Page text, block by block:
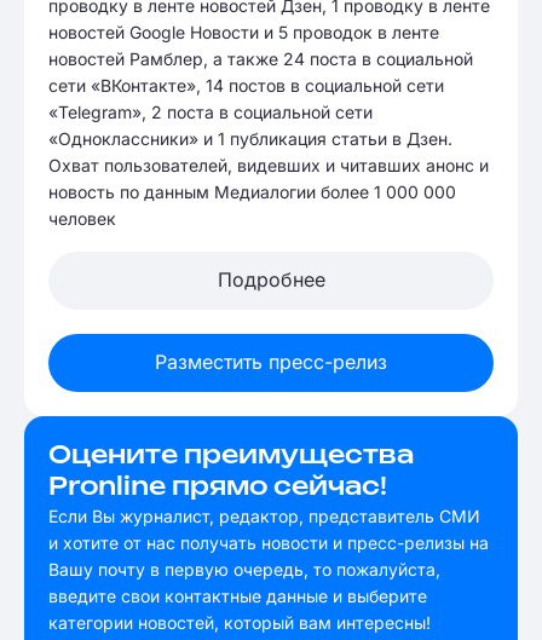
проводку в ленте новостей Дзен, 1 проводку в ленте
новостей Google Новости и 5 проводок в ленте
новостей Рамблер, а также 24 поста в социальной
сети «ВКонтакте», 14 постов в социальной сети
«Telegram», 2 поста в социальной сети
«Одноклассники» и 1 публикация статьи в Дзен.
Охват пользователей, видевших и читавших анонс и
новость по данным Медиалогии более 1 000 000
человек
Подробнее
Разместить пресс-релиз
Оцените преимущества
Pronline прямо сейчас!
Если Вы журналист, редактор, представитель СМИ
и хотите от нас получать новости и пресс-релизы на
Вашу почту в первую очередь, то пожалуйста,
введите свои контактные данные и выберите
категории новостей, который вам интересны!